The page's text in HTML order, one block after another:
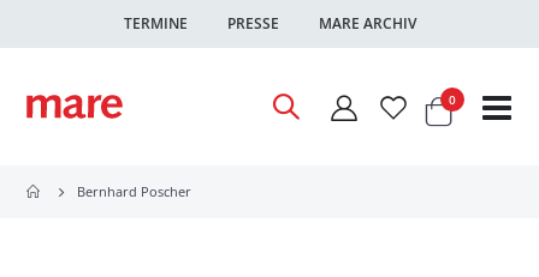
TERMINE PRESSE MARE ARCHIV
Warenkorb
0Artikel
Bernhard Poscher